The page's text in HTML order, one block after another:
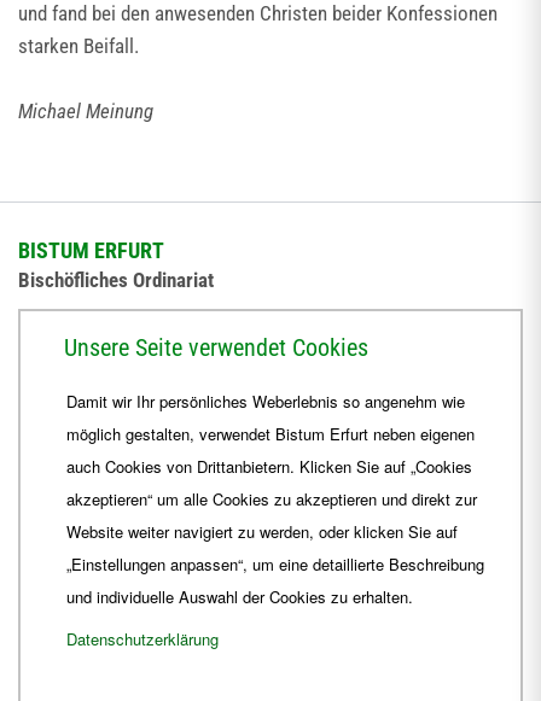
und fand bei den anwesenden Christen beider Konfessionen
starken Beifall.
Michael Meinung
BISTUM ERFURT
Bischöfliches Ordinariat
+49 361 6572-444
ordinariat Bistum-Erfurt.de
Unsere Seite verwendet Cookies
Damit wir Ihr persönliches Weberlebnis so angenehm wie
möglich gestalten, verwendet Bistum Erfurt neben eigenen
auch Cookies von Drittanbietern. Klicken Sie auf „Cookies
akzeptieren“ um alle Cookies zu akzeptieren und direkt zur
Website weiter navigiert zu werden, oder klicken Sie auf
„Einstellungen anpassen“, um eine detaillierte Beschreibung
und individuelle Auswahl der Cookies zu erhalten.
Datenschutzerklärung